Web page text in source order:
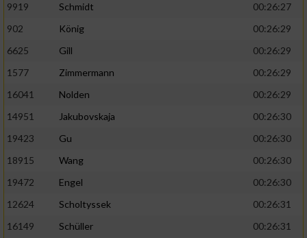
9919
Schmidt
00:26:27
902
König
00:26:29
6625
Gill
00:26:29
1577
Zimmermann
00:26:29
16041
Nolden
00:26:29
14951
Jakubovskaja
00:26:30
19423
Gu
00:26:30
18915
Wang
00:26:30
19472
Engel
00:26:30
12624
Scholtyssek
00:26:31
16149
Schüller
00:26:31